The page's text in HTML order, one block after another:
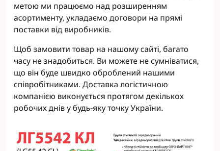
метою ми працюємо над розширенням
асортименту, укладаємо договори на прямі
поставки від виробників.
Щоб замовити товар на нашому сайті, багато
часу не знадобиться. Ви можете не сумніватися,
що він буде швидко оброблений нашими
співробітниками. Доставка логістичною
компанією виконується протягом декількох
робочих днів у будь-яку точку України.